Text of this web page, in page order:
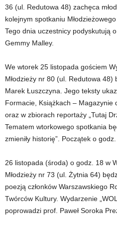
36 (ul. Redutowa 48) zachęca
kolejnym spotkaniu
Tego dnia uczestnicy podyskutują
Gemmy Malley.
We wtorek 25 listopada gościem
Młodzieży nr 80 (ul. Redutowa
Marek Łuszczyna. Jego teksty
Formacie, Książkach – Magazynie
oraz w zbiorach reportaży „Tutaj
Tematem wtorkowego spotkania
zmieniły historię”. Początek o godz.
26 listopada (środa) o godz. 18 w
Młodzieży nr 73 (ul. Żytnia 64)
poezją członków Warszawskiego
Twórców Kultury. Wydarzenie
poprowadzi prof. Paweł Soroka